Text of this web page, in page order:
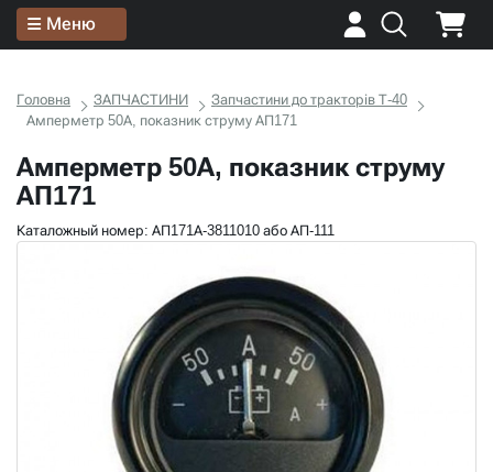
Меню
Головна ЗАПЧАСТИНИ
Запчастини до тракторів Т-40
Амперметр 50А, показник струму АП171
Амперметр 50А, показник струму
АП171
Каталожный номер: АП171А-3811010 або АП-111